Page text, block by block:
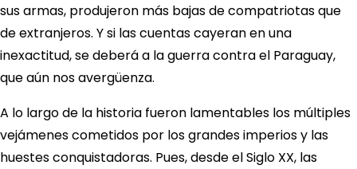
sus armas, produjeron más bajas de compatriotas que
de extranjeros. Y si las cuentas cayeran en una
inexactitud, se deberá a la guerra contra el Paraguay,
que aún nos avergüenza.
A lo largo de la historia fueron lamentables los múltiples
vejámenes cometidos por los grandes imperios y las
huestes conquistadoras. Pues, desde el Siglo XX, las